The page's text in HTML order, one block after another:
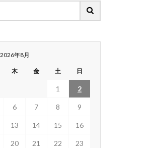
2026年8月
木 金 土 日
1 2
6 7 8 9
13 14 15 16
20 21 22 23